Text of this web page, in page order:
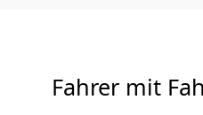
Fahrer mit